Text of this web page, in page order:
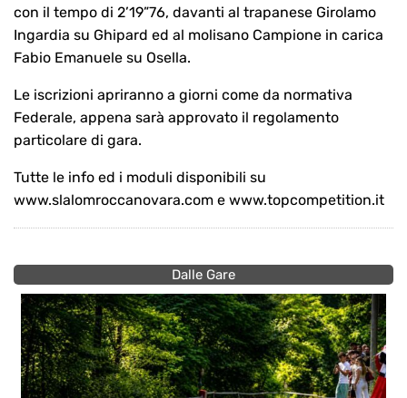
con il tempo di 2’19”76, davanti al trapanese Girolamo
Ingardia su Ghipard ed al molisano Campione in carica
Fabio Emanuele su Osella.
Le iscrizioni apriranno a giorni come da normativa
Federale, appena sarà approvato il regolamento
particolare di gara.
Tutte le info ed i moduli disponibili su
www.slalomroccanovara.com e www.topcompetition.it
Dalle Gare